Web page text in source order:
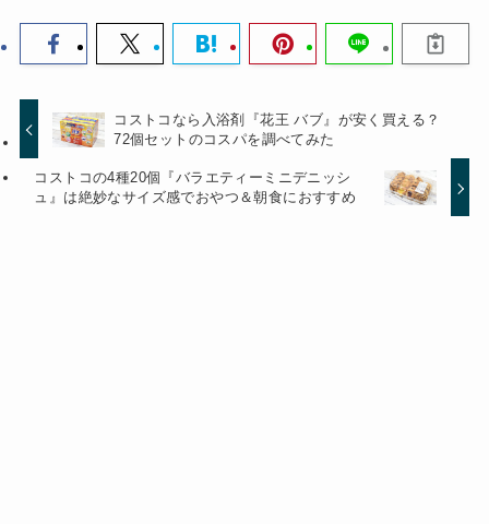
コストコなら入浴剤『花王 バブ』が安く買える？
72個セットのコスパを調べてみた
コストコの4種20個『バラエティーミニデニッシ
ュ』は絶妙なサイズ感でおやつ＆朝食におすすめ